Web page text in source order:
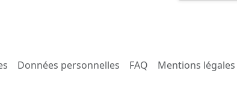
Données personnelles FAQ Mentions légales